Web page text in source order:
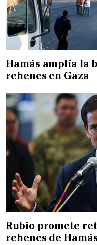
Hamás amplía la
rehenes en Gaza
Rubio promete
rehenes de